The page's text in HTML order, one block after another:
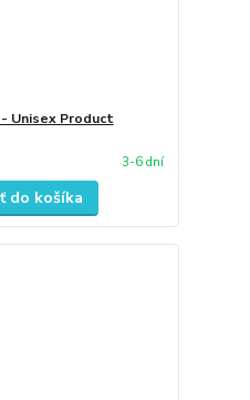
Unisex Product
3-6 dní
do košíka